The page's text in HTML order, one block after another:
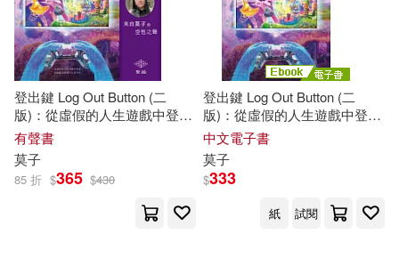
田島美美(9)
POPLAR社(7) しょごた(7)
三津田信三(7) 全民熙(7)
日本公益社團法人全國自費老人之
莫泊桑(7)
台灣角川(33) 東立(33)
飛象文化(30) 時報出版(23)
悅文社(19) 崧燁文化(18)
希代(13) 禾馬(12)
(可複選)
登出鍵 Log Out Button (二
版)：從虛假的人生遊戲中登出
回到徹底圓滿的生命存在 (有聲
書)
有聲書
莫子
85 折 $365 $430
登出鍵 Log Out Button (二
版)：從虛假的人生遊戲中登出
回到徹底圓滿的生命存在 (電子
書)
中文電子書
莫子
$333
紙 試閱